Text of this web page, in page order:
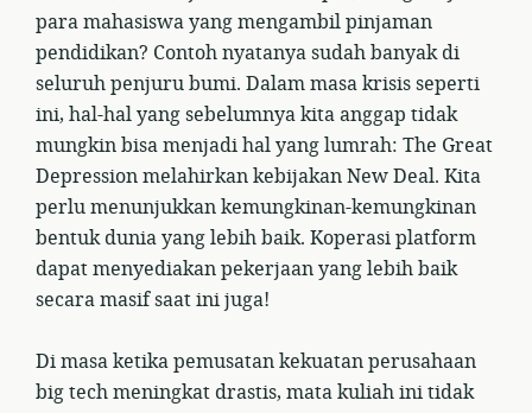
para mahasiswa yang mengambil pinjaman
pendidikan? Contoh nyatanya sudah banyak di
seluruh penjuru bumi. Dalam masa krisis seperti
ini, hal-hal yang sebelumnya kita anggap tidak
mungkin bisa menjadi hal yang lumrah: The Great
Depression melahirkan kebijakan New Deal. Kita
perlu menunjukkan kemungkinan-kemungkinan
bentuk dunia yang lebih baik. Koperasi platform
dapat menyediakan pekerjaan yang lebih baik
secara masif saat ini juga!
Di masa ketika pemusatan kekuatan perusahaan
big tech meningkat drastis, mata kuliah ini tidak